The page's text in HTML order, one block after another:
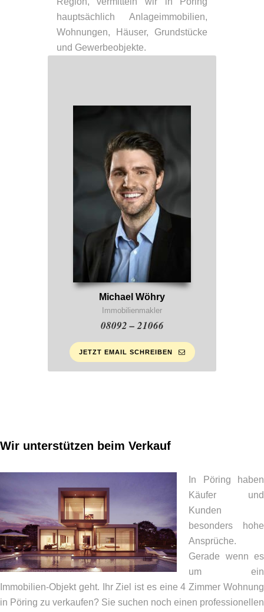
hauptsächlich Anlageimmobilien,
Wohnungen, Häuser, Grundstücke
und Gewerbeobjekte.
Michael Wöhry
Immobilienmakler
08092 – 21066
JETZT EMAIL SCHREIBEN
Wir unterstützen beim Verkauf
In Pöring haben
Käufer und
Kunden
besonders hohe
Ansprüche.
Gerade wenn es
um ein
Immobilien-Objekt geht. Ihr Ziel ist es eine 4 Zimmer Wohnung
in Pöring zu verkaufen? Sie suchen noch einen professionellen